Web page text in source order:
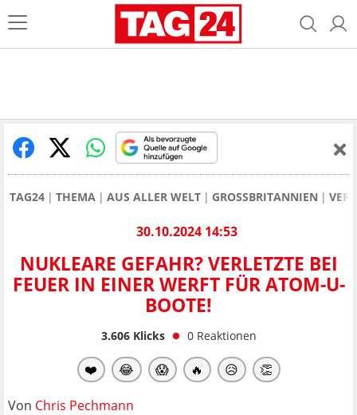
TAG24 THEMA AUS ALLER WELT GROSSBRITANNIEN
30.10.2024 14:53
NUKLEARE GEFAHR? VERLETZTE BEI
FEUER IN EINER WERFT FÜR ATOM-U-
BOOTE!
3.606Klicks 0 Reaktionen
❤️ 😂 😱 🔥 😥 👏
Von Chris Pechmann